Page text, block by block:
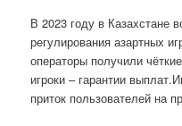
В 2023 году в Казахстане
регулирования азартных
операторы получили
игроки – гарантии
приток пользователей на